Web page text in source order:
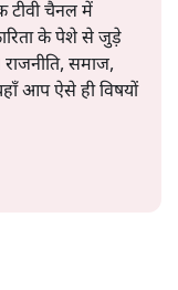
चैनल में
के पेशे से जुड़े
समाज,
आप ऐसे ही विषयों